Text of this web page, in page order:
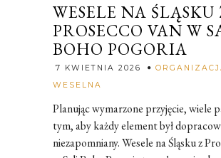
WESELE NA ŚLĄSKU
PROSECCO VAN W
BOHO POGORIA
7 KWIETNIA 2026
WESELNA
Planując wymarzone przyjęcie, wiele
tym, aby każdy element był
niezapomniany. Wesele na Śląsku z